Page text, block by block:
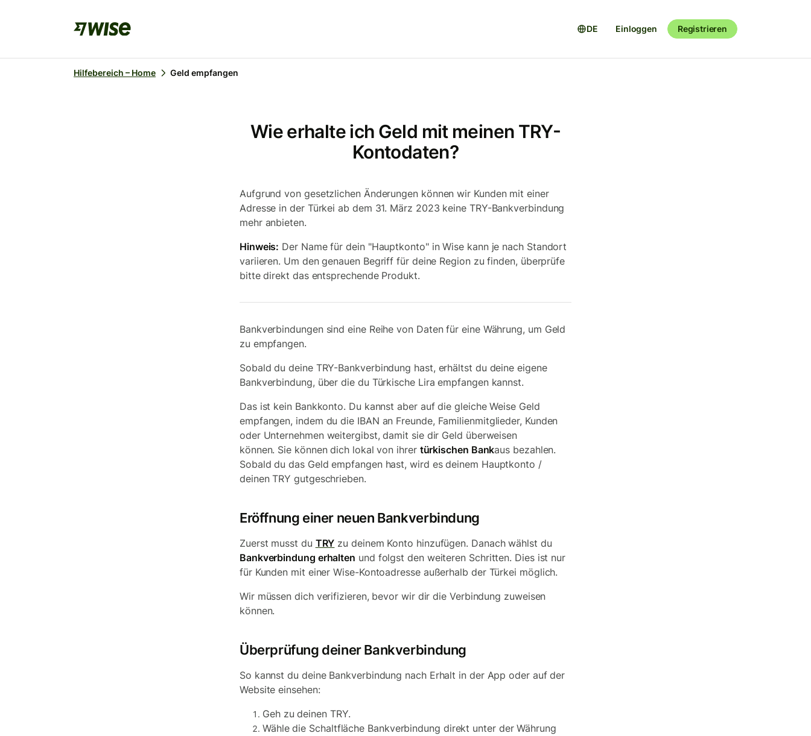
DE Einloggen Registrieren
Hilfebereich – Home Geld empfangen
Wie erhalte ich Geld mit meinen TRY-
Kontodaten?
Aufgrund von gesetzlichen Änderungen können wir Kunden mit einer
Adresse in der Türkei ab dem 31. März 2023 keine TRY-Bankverbindung
mehr anbieten.
Hinweis: Der Name für dein "Hauptkonto" in Wise kann je nach Standort
variieren. Um den genauen Begriff für deine Region zu finden, überprüfe
bitte direkt das entsprechende Produkt.
Bankverbindungen sind eine Reihe von Daten für eine Währung, um Geld
zu empfangen.
Sobald du deine TRY-Bankverbindung hast, erhältst du deine eigene
Bankverbindung, über die du Türkische Lira empfangen kannst.
Das ist kein Bankkonto. Du kannst aber auf die gleiche Weise Geld
empfangen, indem du die IBAN an Freunde, Familienmitglieder, Kunden
oder Unternehmen weitergibst, damit sie dir Geld überweisen
können. Sie können dich lokal von ihrer türkischen Bankaus bezahlen.
Sobald du das Geld empfangen hast, wird es deinem Hauptkonto /
deinen TRY gutgeschrieben.
Eröffnung einer neuen Bankverbindung
Zuerst musst du TRY zu deinem Konto hinzufügen. Danach wählst du
Bankverbindung erhalten und folgst den weiteren Schritten. Dies ist nur
für Kunden mit einer Wise-Kontoadresse außerhalb der Türkei möglich.
Wir müssen dich verifizieren, bevor wir dir die Verbindung zuweisen
können.
Überprüfung deiner Bankverbindung
So kannst du deine Bankverbindung nach Erhalt in der App oder auf der
Website einsehen:
Geh zu deinen TRY.
Wähle die Schaltfläche Bankverbindung direkt unter der Währung